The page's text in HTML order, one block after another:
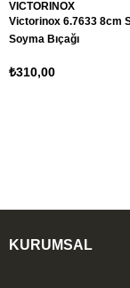
VICTORINOX
Victorinox 6.7633 8cm
Soyma Bıçağı
₺310,00
KURUMSAL